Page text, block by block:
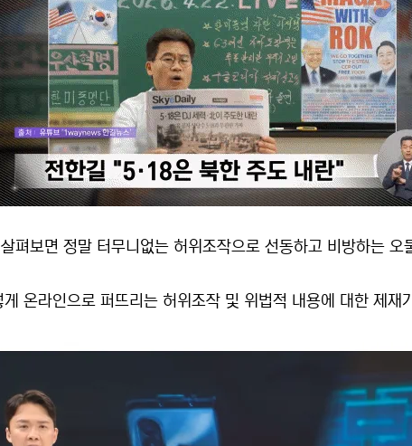
펴보면 정말 터무니없는 허위조작으로 선동하고 비방하는 오
게 온라인으로 퍼뜨리는 허위조작 및 위법적 내용에 대한 제재